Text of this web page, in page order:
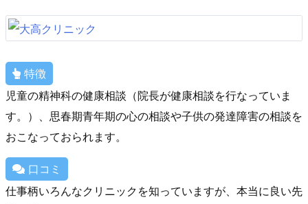
特徴
児童の精神科の健康相談（院長が健康相談を行なっていま
す。）、思春期青年期の心の相談や子供の発達障害の相談を
おこなっておられます。
口コミ
仕事柄いろんなクリニックを知っていますが、本当に良い先